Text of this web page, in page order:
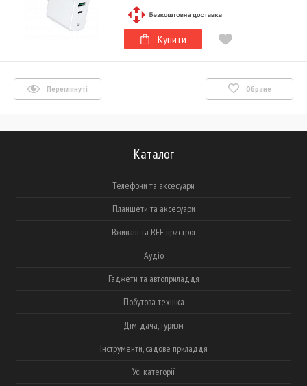
Купити
Переглянуті Обране
Каталог
Телефони та аксесуари
Планшети та аксесуари
Вживані та REF пристрої
Аудіо
Гаджети та автоприладдя
Побутова техніка
Дім, дача, туризм
Інструменти, садове приладдя
Усі категорії